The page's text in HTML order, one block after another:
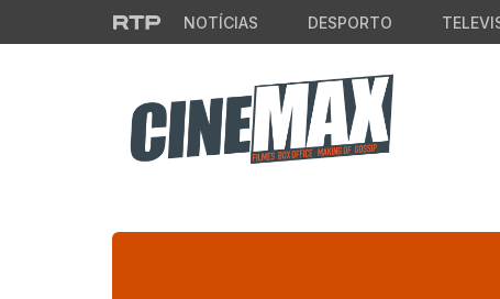
Saltar para o conteúdo principal
NOTÍCIAS DESPORTO